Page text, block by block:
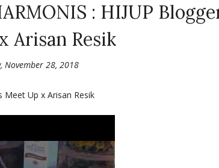
: HIJUP
Arisan Resik
November 28, 2018
Meet Up x Arisan Resik